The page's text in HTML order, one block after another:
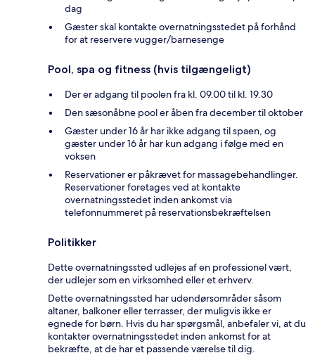
dag
Gæster skal kontakte overnatningsstedet på forhånd
for at reservere vugger/barnesenge
Pool, spa og fitness (hvis tilgængeligt)
Der er adgang til poolen fra kl. 09.00 til kl. 19.30
Den sæsonåbne pool er åben fra december til oktober
Gæster under 16 år har ikke adgang til spaen, og
gæster under 16 år har kun adgang i følge med en
voksen
Reservationer er påkrævet for massagebehandlinger.
Reservationer foretages ved at kontakte
overnatningsstedet inden ankomst via
telefonnummeret på reservationsbekræftelsen
Politikker
Dette overnatningssted udlejes af en professionel vært,
der udlejer som en virksomhed eller et erhverv.
Dette overnatningssted har udendørsområder såsom
altaner, balkoner eller terrasser, der muligvis ikke er
egnede for børn. Hvis du har spørgsmål, anbefaler vi, at du
kontakter overnatningsstedet inden ankomst for at
bekræfte, at de har et passende værelse til dig.